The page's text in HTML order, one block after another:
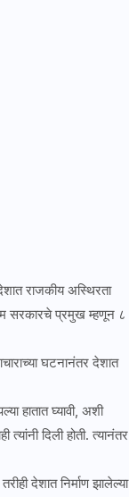
राजकीय अस्थिरता
सरकारचे प्रमुख म्हणून ८
घटनानंतर देशात
हातात घ्यावी, अशी
दिली होती. त्यानंतर
देशात निर्माण झालेल्या